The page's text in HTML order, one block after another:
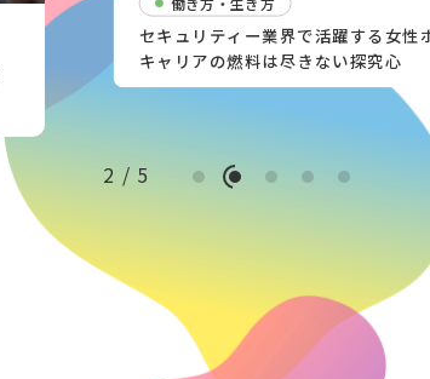
セキュリティー業界で活躍する女性
キャリアの燃料は尽きない探究心
2 / 5